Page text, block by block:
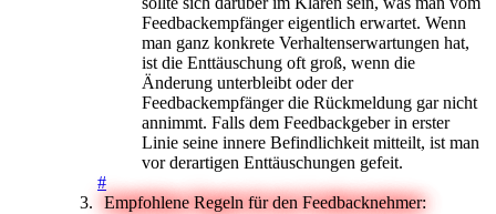
Feedbackempfänger eigentlich erwartet. Wenn
man ganz konkrete Verhaltenserwartungen hat,
ist die Enttäuschung oft groß, wenn die
Änderung unterbleibt oder der
Feedbackempfänger die Rückmeldung gar nicht
annimmt. Falls dem Feedbackgeber in erster
Linie seine innere Befindlichkeit mitteilt, ist man
vor derartigen Enttäuschungen gefeit.
#
Empfohlene Regeln für den Feedbacknehmer: